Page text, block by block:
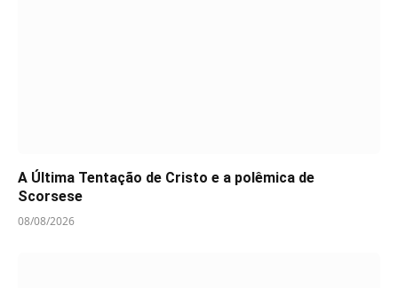
A Última Tentação de Cristo e a polêmica de
Scorsese
08/08/2026